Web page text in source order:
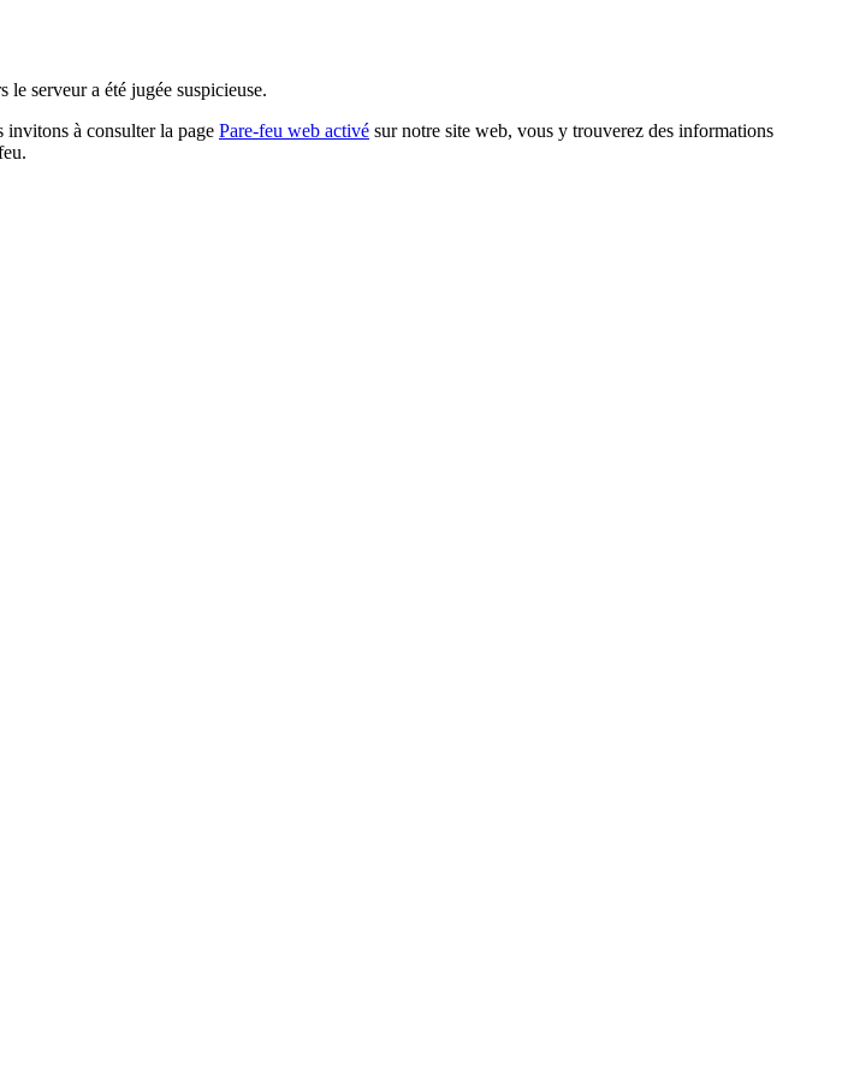
serveur a été jugée suspicieuse.
invitons à consulter la page Pare-feu web activé sur notre site web, vous y trouverez des informations